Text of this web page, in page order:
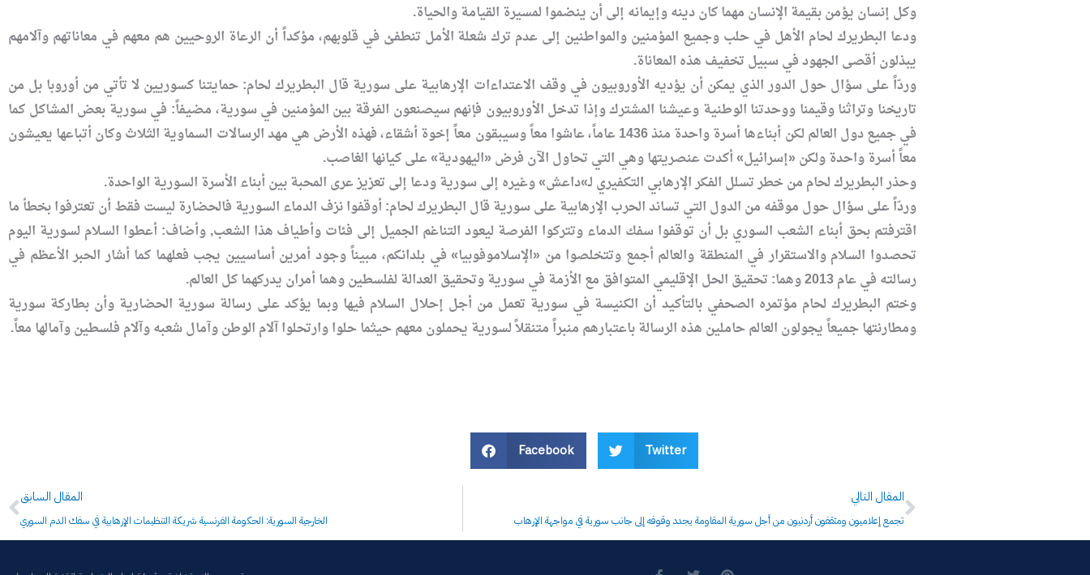
وكل إنسان يؤمن بقيمة الإنسان مهما كان دينه وإيمانه إلى أن ينضموا لمسيرة القيامة والحياة.
ودعا البطريرك لحام الأهل في حلب وجميع المؤمنين والمواطنين إلى عدم ترك شعلة الأمل تنطفئ في قلوبهم، مؤكداً أن الرعاة الروحيين هم معهم في معاناتهم وآلامهم
يبذلون أقصى الجهود في سبيل تخفيف هذه المعاناة.
وردّاً على سؤال حول الدور الذي يمكن أن يؤديه الأوروبيون في وقف الاعتداءات الإرهابية على سورية قال البطريرك لحام: حمايتنا كسوريين لا تأتي من أوروبا بل من
تاريخنا وتراثنا وقيمنا ووحدتنا الوطنية وعيشنا المشترك وإذا تدخل الأوروبيون فإنهم سيصنعون الفرقة بين المؤمنين في سورية، مضيفاً: في سورية بعض المشاكل كما
في جميع دول العالم لكن أبناءها أسرة واحدة منذ 1436 عاماً، عاشوا معاً وسيبقون معاً إخوة أشقاء، فهذه الأرض هي مهد الرسالات السماوية الثلاث وكان أتباعها يعيشون
معاً أسرة واحدة ولكن «إسرائيل» أكدت عنصريتها وهي التي تحاول الآن فرض «اليهودية» على كيانها الغاصب.
وحذر البطريرك لحام من خطر تسلل الفكر الإرهابي التكفيري لـ»داعش» وغيره إلى سورية ودعا إلى تعزيز عرى المحبة بين أبناء الأسرة السورية الواحدة.
وردّاً على سؤال حول موقفه من الدول التي تساند الحرب الإرهابية على سورية قال البطريرك لحام: أوقفوا نزف الدماء السورية فالحضارة ليست فقط أن تعترفوا بخطأ ما
اقترفتم بحق أبناء الشعب السوري بل أن توقفوا سفك الدماء وتتركوا الفرصة ليعود التناغم الجميل إلى فئات وأطياف هذا الشعب, وأضاف: أعطوا السلام لسورية اليوم
تحصدوا السلام والاستقرار في المنطقة والعالم أجمع وتتخلصوا من «الإسلاموفوبيا» في بلدانكم، مبيناً وجود أمرين أساسيين يجب فعلهما كما أشار الحبر الأعظم في
رسالته في عام 2013 وهما: تحقيق الحل الإقليمي المتوافق مع الأزمة في سورية وتحقيق العدالة لفلسطين وهما أمران يدركهما كل العالم.
وختم البطريرك لحام مؤتمره الصحفي بالتأكيد أن الكنيسة في سورية تعمل من أجل إحلال السلام فيها وبما يؤكد على رسالة سورية الحضارية وأن بطاركة سورية
ومطارنتها جميعاً يجولون العالم حاملين هذه الرسالة باعتبارهم منبراً متنقلاً لسورية يحملون معهم حيثما حلوا وارتحلوا آلام الوطن وآمال شعبه وآلام فلسطين وآمالها معاً.
Facebook Twitter
Prev
المقال السابق
الخارجية السورية: الحكومة الفرنسية شريكة التنظيمات الإرهابية في سفك الدم السوري
المقال التالي
تجمع إعلاميون ومثقفون أردنيون من أجل سورية المقاومة يجدد وقوفه إلى جانب سورية في مواجهة الإرهاب
Next
F T P